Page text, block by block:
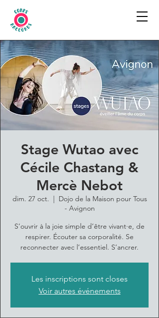
Stage Wutao avec
Cécile Chastang &
Mercè Nebot
dim. 27 oct.
  |
Dojo de la Maison pour Tous
- Avignon
S’ouvrir à la joie simple d’être vivant·e, de
respirer. Écouter sa corporalité. Se
reconnecter avec l’essentiel. S’ancrer.
Les inscriptions sont closes
Voir autres événements